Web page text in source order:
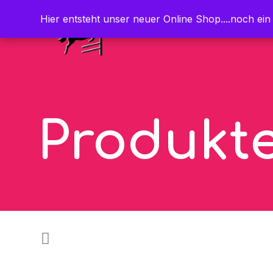
Hier entsteht unser neuer Online Shop....noch
Hier entsteht unser neuer Online Shop....noch